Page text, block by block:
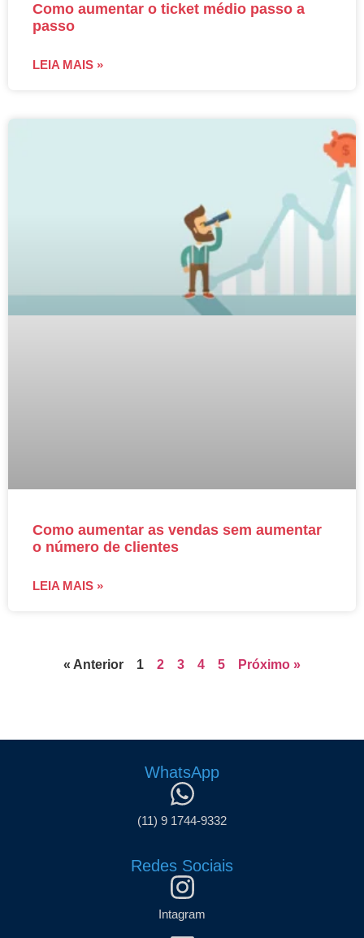
Como aumentar o ticket médio passo a
passo
LEIA MAIS »
Como aumentar as vendas sem aumentar
o número de clientes
LEIA MAIS »
« Anterior 1 2 3 4 5 Próximo »
WhatsApp
(11) 9 1744-9332
Redes Sociais
Intagram